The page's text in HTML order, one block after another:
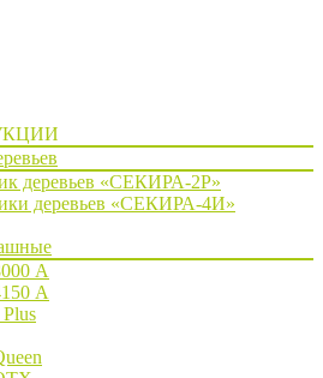
деревьев «СЕКИРА-2Р»
деревьев «СЕКИРА-4И»
А
А